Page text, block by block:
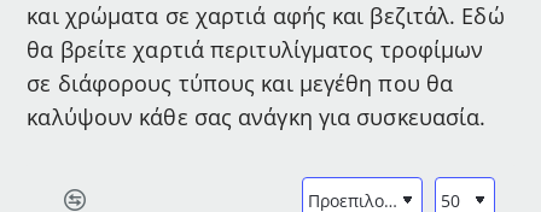
και χρώματα σε χαρτιά αφής και βεζιτάλ. Εδώ
θα βρείτε χαρτιά περιτυλίγματος τροφίμων
σε διάφορους τύπους και μεγέθη που θα
καλύψουν κάθε σας ανάγκη για συσκευασία.